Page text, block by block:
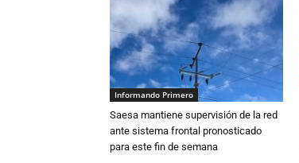
Informando Primero
Saesa mantiene supervisión de la red
ante sistema frontal pronosticado
para este fin de semana